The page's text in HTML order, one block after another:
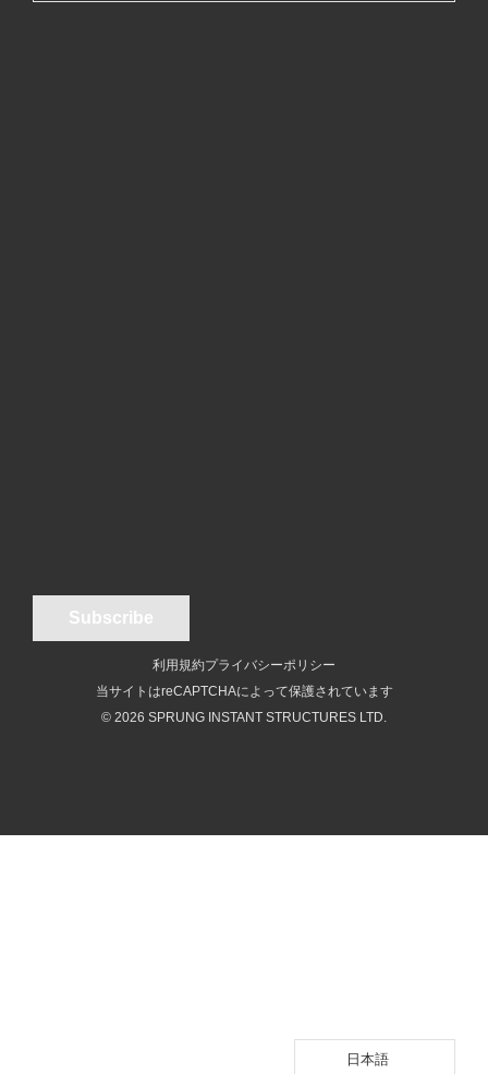
利用規約プライバシーポリシー
当サイトはreCAPTCHAによって保護されています
© 2026 SPRUNG INSTANT STRUCTURES LTD.
日本語